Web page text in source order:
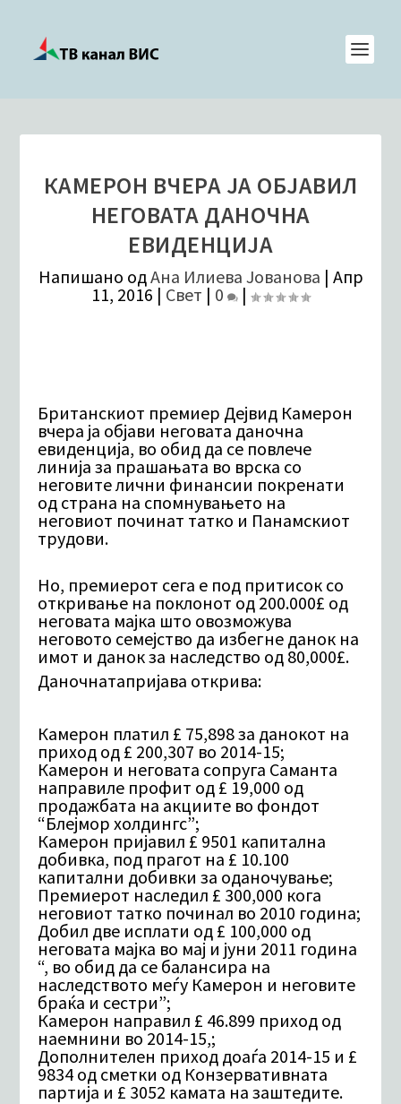
КАМЕРОН ВЧЕРА ЈА ОБЈАВИЛ
НЕГОВАТА ДАНОЧНА
ЕВИДЕНЦИЈА
Напишано одАна Илиева Јованова | Апр
11, 2016 | Свет | 0 |
Британскиот премиер Дејвид Камерон
вчера ja објави неговата даночна
евиденција, во обид да се повлече
линија за прашањата во врска со
неговите лични финансии покренати
од страна на спомнувањето на
неговиот починат татко и Панамскиот
трудови.
Но, премиерот сега е под притисок со
откривање на поклонот од 200.000£ од
неговата мајка што овозможува
неговото семејство да избегне данок на
имот и данок за наследство од 80,000£.
Даночнатапријава открива:
Камерон платил £ 75,898 за данокот на
приход од £ 200,307 во 2014-15;
Камерон и неговата сопруга Саманта
направиле профит од £ 19,000 од
продажбата на акциите во фондот
“Блејмор холдингс”;
Камерон пријавил £ 9501 капитална
добивка, под прагот на £ 10.100
капитални добивки за оданочување;
Премиерот наследил £ 300,000 кога
неговиот татко починал во 2010 година;
Добил две исплати од £ 100,000 од
неговата мајка во мај и јуни 2011 година
“, во обид да се балансира на
наследството меѓу Камерон и неговите
браќа и сестри”;
Камерон направил £ 46.899 приход од
наемнини во 2014-15,;
Дополнителен приход доаѓа 2014-15 и £
9834 од сметки од Конзервативната
партија и £ 3052 камата на заштедите.